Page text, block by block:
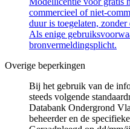
commercieel of niet-
duur is toegelaten,
Als enige
bronvermeldingsplicht.
Overige beperkingen
Bij het gebruik van de
steeds volgende
Databank Ondergrond
beheerder en de